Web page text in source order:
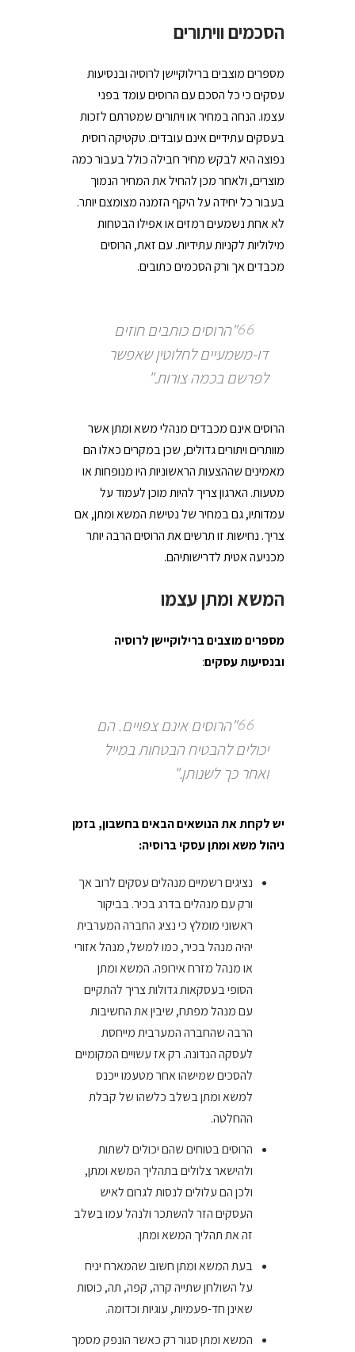
הסכמים וויתורים
מספרים מוצבים ברילוקיישן לרוסיה ובנסיעות
עסקים כי כל הסכם עם הרוסים עומד בפני
עצמו. הנחה במחיר או ויתורים שמטרתם לזכות
בעסקים עתידיים אינם עובדים. טקטיקה רוסית
נפוצה היא לבקש מחיר חבילה כולל בעבור כמה
מוצרים, ולאחר מכן להחיל את המחיר הנמוך
בעבור כל יחידה על היקף הזמנה מצומצם יותר.
לא אחת נשמעים רמזים או אפילו הבטחות
מילוליות לקניות עתידיות. עם זאת, הרוסים
מכבדים אך ורק הסכמים כתובים.
"הרוסים כותבים חוזים
דו-משמעיים לחלוטין שאפשר
לפרשם בכמה צורות."
הרוסים אינם מכבדים מנהלי משא ומתן אשר
מוותרים ויתורים גדולים, שכן במקרים כאלו הם
מאמינים שההצעות הראשוניות היו מנופחות או
מטעות. הארגון צריך להיות מוכן לעמוד על
עמדותיו, גם במחיר של נטישת המשא ומתן, אם
צריך. נחישות זו תרשים את הרוסים הרבה יותר
מכניעה אטית לדרישותיהם.
המשא ומתן עצמו
מספרים מוצבים ברילוקיישן לרוסיה
ובנסיעות עסקים:
"הרוסים אינם צפויים. הם
יכולים להבטיח הבטחות במייל
ואחר כך לשנותן."
יש לקחת את הנושאים הבאים בחשבון, בזמן
ניהול משא ומתן עסקי ברוסיה:
נציגים רשמיים מנהלים עסקים לרוב אך
ורק עם מנהלים בדרג בכיר. בביקור
ראשוני מומלץ כי נציג החברה המערבית
יהיה מנהל בכיר, כמו למשל, מנהל אזורי
או מנהל מזרח אירופה. המשא ומתן
הסופי בעסקאות גדולות צריך להתקיים
עם מנהל מפתח, שיבין את החשיבות
הרבה שהחברה המערבית מייחסת
לעסקה הנדונה. רק אז עשויים המקומיים
להסכים שמישהו אחר מטעמו ייכנס
למשא ומתן בשלב כלשהו של קבלת
ההחלטה.
הרוסים בטוחים שהם יכולים לשתות
ולהישאר צלולים בתהליך המשא ומתן,
ולכן הם עלולים לנסות לגרום לאיש
העסקים הזר להשתכר ולנהל עמו בשלב
זה את תהליך המשא ומתן.
בעת המשא ומתן חשוב שהמארח יניח
על השולחן שתייה קרה, קפה, תה, כוסות
שאינן חד-פעמיות, עוגיות וכדומה.
המשא ומתן סגור רק כאשר הונפק מסמך